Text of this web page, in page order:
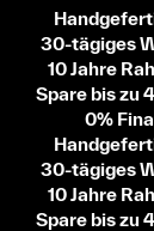
30-tägiges
10 Jahre
Spare bis zu
0%
30-tägiges
10 Jahre
Spare bis zu